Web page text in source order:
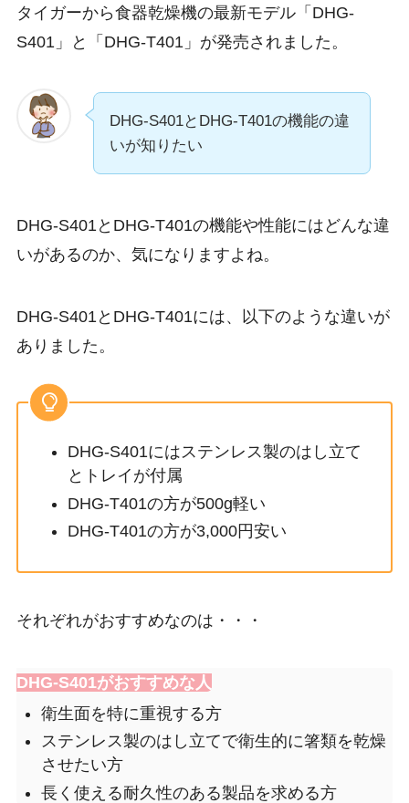
タイガーから食器乾燥機の最新モデル「 DHG-
S401 」と「 DHG-T401 」が発売されました。
DHG-S401とDHG-T401の機能の違
いが知りたい
DHG-S401とDHG-T401の機能や性能にはどんな違
いがあるのか、気になりますよね。
DHG-S401とDHG-T401には、以下のような違いが
ありました。
DHG-S401にはステンレス製のはし立て
とトレイが付属
DHG-T401の方が500g軽い
DHG-T401の方が3,000円安い
それぞれがおすすめなのは・・・
DHG-S401がおすすめな人
衛生面を特に重視する方
ステンレス製のはし立てで衛生的に箸類を乾燥
させたい方
長く使える耐久性のある製品を求める方